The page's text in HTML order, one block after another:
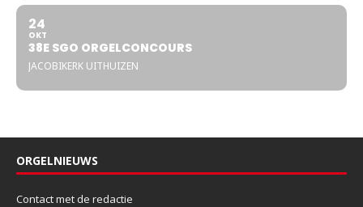
24
OKT
38E SGO ORGELCONCOURS
JACOBIKERK UITHUIZEN
ORGELNIEUWS
Contact met de redactie